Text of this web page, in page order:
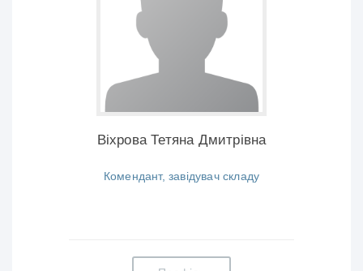
Віхрова Тетяна Дмитрівна
Комендант, завідувач складу